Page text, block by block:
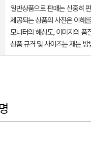
일반상품으로 판매는 신중히
제공되는 상품의 사진은 이해
모니터의 해상도, 이미지의 품
상품 규격 및 사이즈는 재는